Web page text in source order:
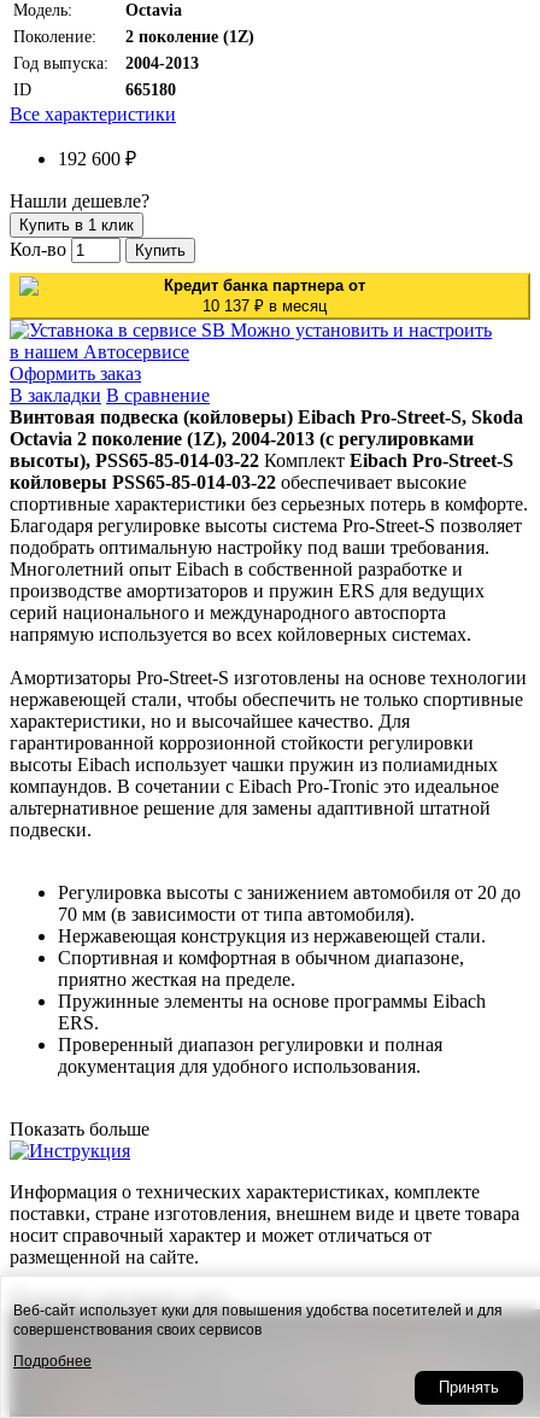
Модель:
Octavia
Поколение:
2 поколение (1Z)
Год выпуска:
2004-2013
ID
665180
Все характеристики
192 600 ₽
Нашли дешевле?
Купить в 1 клик
Кол-во
Купить
Кредит банка партнера от
10 137 ₽ в месяц
Можно установить и настроить
в нашем Автосервисе
Оформить заказ
В закладки В сравнение
Винтовая подвеска (койловеры) Eibach Pro-Street-S, Skoda
Octavia 2 поколение (1Z), 2004-2013 (с регулировками
высоты), PSS65-85-014-03-22 Комплект Eibach Pro-Street-S
койловеры PSS65-85-014-03-22 обеспечивает высокие
спортивные характеристики без серьезных потерь в комфорте.
Благодаря регулировке высоты система Pro-Street-S позволяет
подобрать оптимальную настройку под ваши требования.
Многолетний опыт Eibach в собственной разработке и
производстве амортизаторов и пружин ERS для ведущих
серий национального и международного автоспорта
напрямую используется во всех койловерных системах.
Амортизаторы Pro-Street-S изготовлены на основе технологии
нержавеющей стали, чтобы обеспечить не только спортивные
характеристики, но и высочайшее качество. Для
гарантированной коррозионной стойкости регулировки
высоты Eibach использует чашки пружин из полиамидных
компаундов. В сочетании с Eibach Pro-Tronic это идеальное
альтернативное решение для замены адаптивной штатной
подвески.
Регулировка высоты с занижением автомобиля от 20 до
70 мм (в зависимости от типа автомобиля).
Нержавеющая конструкция из нержавеющей стали.
Спортивная и комфортная в обычном диапазоне,
приятно жесткая на пределе.
Пружинные элементы на основе программы Eibach
ERS.
Проверенный диапазон регулировки и полная
документация для удобного использования.
Показать больше
Информация о технических характеристиках, комплекте
поставки, стране изготовления, внешнем виде и цвете товара
носит справочный характер и может отличаться от
размещенной на сайте.
Веб-сайт использует куки для повышения удобства посетителей и для
совершенствования своих сервисов
Подробнее
Принять